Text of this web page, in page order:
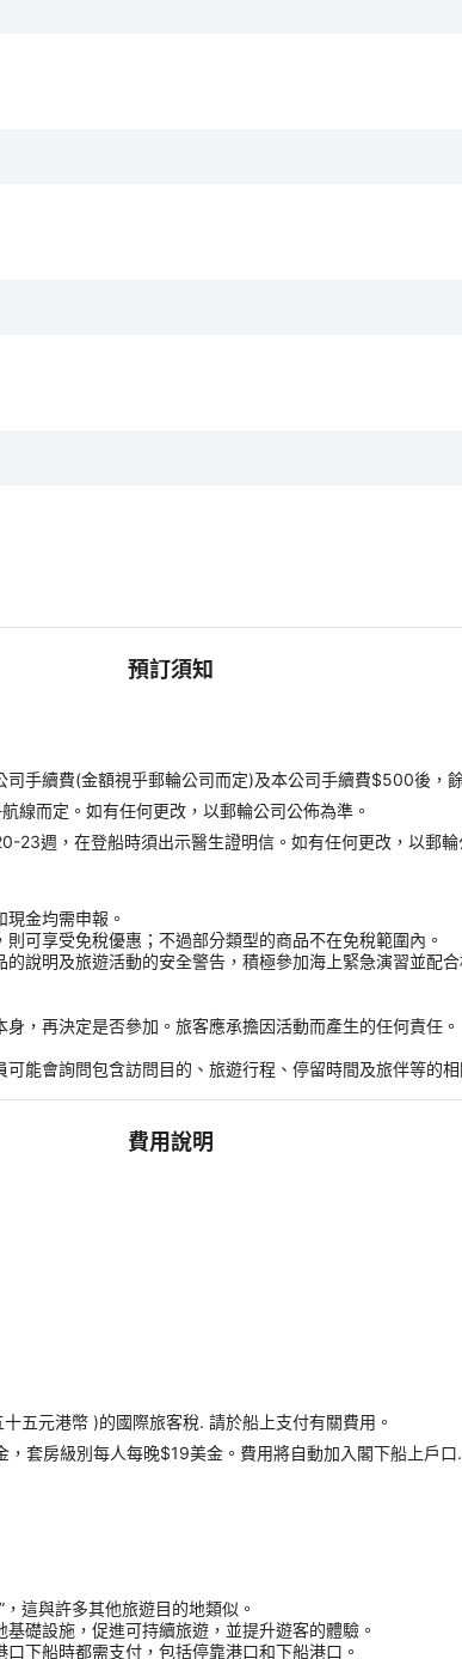
預訂須知
手續費(金額視乎郵輪公司而定)及本公司手續費$500後，
線而定。如有任何更改，以郵輪公司公佈為準。
23週，在登船時須出示醫生證明信。如有任何更改，以郵輪
金均需申報。
可享受免稅優惠；不過部分類型的商品不在免稅範圍內。
說明及旅遊活動的安全警告，積極參加海上緊急演習並配
，再決定是否參加。旅客應承擔因活動而產生的任何責任。
能會詢問包含訪問目的、旅遊行程、停留時間及旅伴等的相
費用說明
五元港幣 )的國際旅客稅. 請於船上支付有關費用。
套房級別每人每晚$19美金。費用將自動加入閣下船上戶
這與許多其他旅遊目的地類似。
礎設施，促進可持續旅遊，並提升遊客的體驗。
下船時都需支付，包括停靠港口和下船港口。